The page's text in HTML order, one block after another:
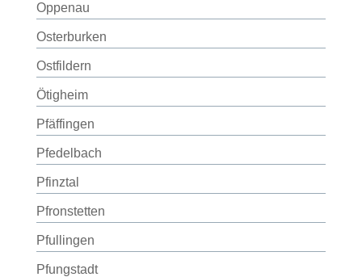
Oppenau
Osterburken
Ostfildern
Ötigheim
Pfäffingen
Pfedelbach
Pfinztal
Pfronstetten
Pfullingen
Pfungstadt